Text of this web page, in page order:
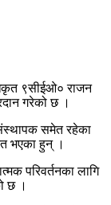
९सीईओ० राजन
गरेको छ ।
समेत रहेका
भएका हुन् ।
परिवर्तनका लागि
छ ।